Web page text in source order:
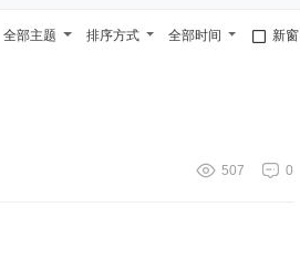
新窗
全部时间
排序方式
全部主题
0
507